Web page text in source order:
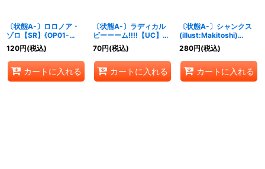
〔状態A-〕ロロノア・
ゾロ【SR】{OP01-
025}
120円(税込)
カートに入れる
〔状態A-〕ラディカル
ビーーーム!!!!【UC】
{OP01-029}
70円(税込)
カートに入れる
〔状態A-〕シャンクス
(illust:Makitoshi)
【SEC】{OP01-120}
280円(税込)
カートに入れる